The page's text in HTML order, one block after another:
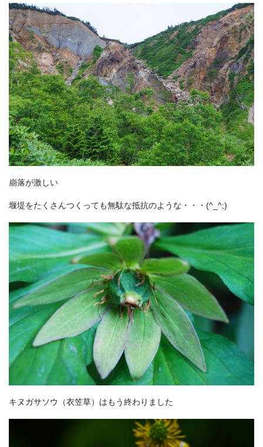
崩落が激しい
堰堤をたくさんつくっても無駄な抵抗のような・・・(^_^;)
キヌガサソウ （衣笠草）はもう終わりました